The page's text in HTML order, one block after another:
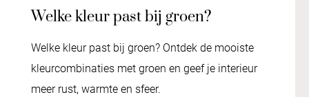
Welke kleur past bij groen?
Welke kleur past bij groen? Ontdek de mooiste
kleurcombinaties met groen en geef je interieur
meer rust, warmte en sfeer.